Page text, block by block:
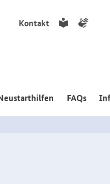
Kontakt
Leichte
FAQs